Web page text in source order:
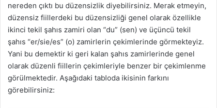
nereden çıktı bu düzensizlik diyebilirsiniz. Merak etmeyin,
düzensiz fiillerdeki bu düzensizliği genel olarak özellikle
ikinci tekil şahıs zamiri olan “du” (sen) ve üçüncü tekil
şahıs “er/sie/es” (o) zamirlerin çekimlerinde görmekteyiz.
Yani bu demektir ki geri kalan şahıs zamirlerinde genel
olarak düzenli fiillerin çekimleriyle benzer bir çekimlenme
görülmektedir. Aşağıdaki tabloda ikisinin farkını
görebilirsiniz: